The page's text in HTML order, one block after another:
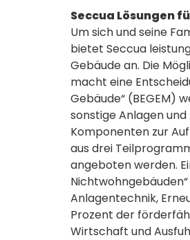
Seccua Lösungen
Um sich und seine
bietet Seccua
Gebäude an. Die
macht eine
Gebäude“ (BEGEM)
sonstige Anlagen und
Komponenten zur
aus drei
angeboten werden.
Anlagentechnik,
Prozent der
Wirtschaft und